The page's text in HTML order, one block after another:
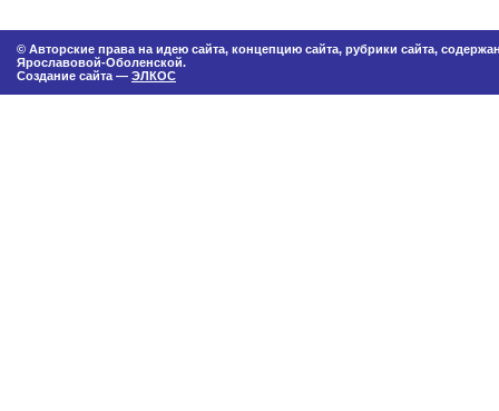
© Авторские права на идею сайта, концепцию сайта, рубрики сайта,
Ярославовой-Оболенской.
Создание сайта — ЭЛКОС